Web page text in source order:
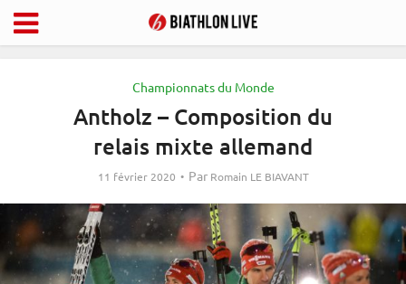
Championnats du Monde
Antholz – Composition du
relais mixte allemand
11 février 2020 Par Romain LE BIAVANT